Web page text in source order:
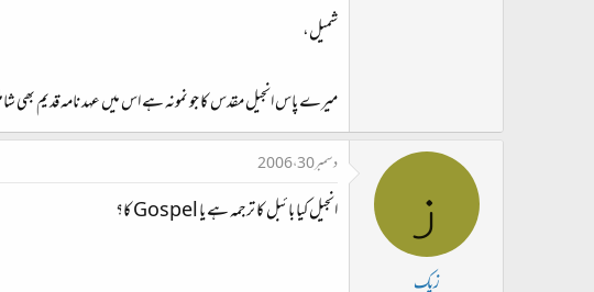
شمیل،
میرے پاس انجیل مقدس کا جو نمونہ ہے اس میں عہد نامہ قدیم
ز
زیک
دسمبر 30، 2006
انجیل کیا بائبل کا ترجمہ ہے یا Gospel کا؟